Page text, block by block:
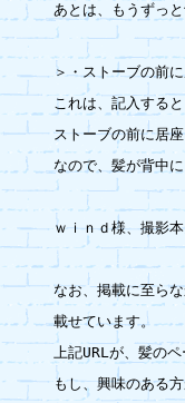
あとは、もうずっ
＞・ストーブの前
これは、記入する
ストーブの前に居
なので、髪が背中
ｗｉｎｄ様、撮影
なお、掲載に至ら
載せています。
上記URLが、髪のペ
もし、興味のある